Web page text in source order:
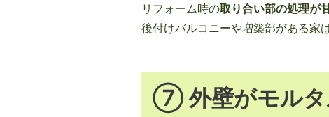
リフォーム時の取り合い部の処理が
後付けバルコニーや増築部がある家
⑦ 外壁がモルタ